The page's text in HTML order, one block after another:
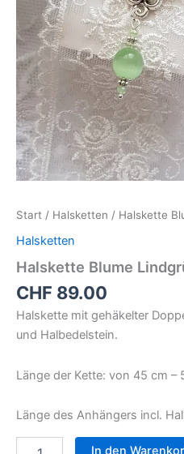
Start / Halsketten / Halskette
Halsketten
Halskette Blume
CHF 89.00
Halskette mit gehäkelter
und Halbedelstein.
Länge der Kette: von 45 cm –
Länge des Anhängers incl.
In den